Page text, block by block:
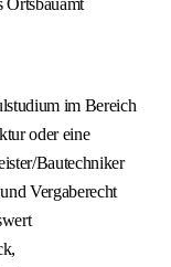
Ortsbauamt
im Bereich
oder eine
Bautechniker
Vergaberecht